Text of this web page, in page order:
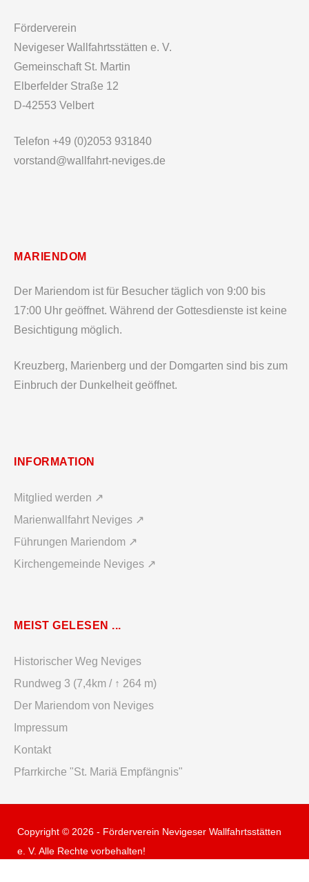
Förderverein
Nevigeser Wallfahrtsstätten e. V.
Gemeinschaft St. Martin
Elberfelder Straße 12
D-42553 Velbert
Telefon +49 (0)2053 931840
vorstand@wallfahrt-neviges.de
MARIENDOM
Der Mariendom ist für Besucher täglich von 9:00 bis
17:00 Uhr geöffnet. Während der Gottesdienste ist keine
Besichtigung möglich.
Kreuzberg, Marienberg und der Domgarten sind bis zum
Einbruch der Dunkelheit geöffnet.
INFORMATION
Mitglied werden ↗
Marienwallfahrt Neviges ↗
Führungen Mariendom ↗
Kirchengemeinde Neviges ↗
MEIST GELESEN ...
Historischer Weg Neviges
Rundweg 3 (7,4km / ↑ 264 m)
Der Mariendom von Neviges
Impressum
Kontakt
Pfarrkirche "St. Mariä Empfängnis"
Copyright © 2026 - Förderverein Nevigeser Wallfahrtsstätten
e. V. Alle Rechte vorbehalten!